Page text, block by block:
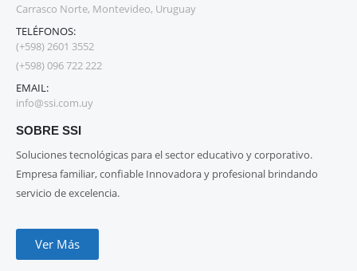
Carrasco Norte, Montevideo, Uruguay
TELÉFONOS:
(+598) 2601 3552
(+598) 096 722 222
EMAIL:
info@ssi.com.uy
SOBRE SSI
Soluciones tecnológicas para el sector educativo y corporativo.
Empresa familiar, confiable Innovadora y profesional brindando
servicio de excelencia.
Ver Más